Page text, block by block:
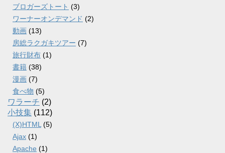
ブロガーズトート (3)
ワーナーオンデマンド (2)
動画 (13)
房総ラクガキツアー (7)
旅行財布 (1)
書籍 (38)
漫画 (7)
食べ物 (5)
ワラーチ (2)
小技集 (112)
(X)HTML (5)
Ajax (1)
Apache (1)